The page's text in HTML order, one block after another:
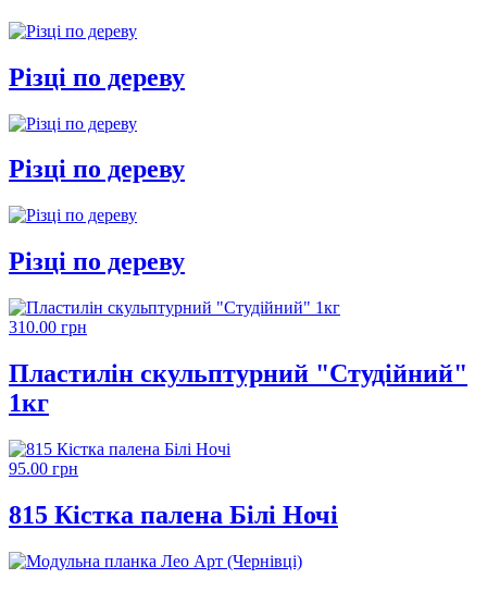
Різці по дереву
Різці по дереву
Різці по дереву
310.00 грн
Пластилін скульптурний "Студійний"
1кг
95.00 грн
815 Кістка палена Білі Ночі